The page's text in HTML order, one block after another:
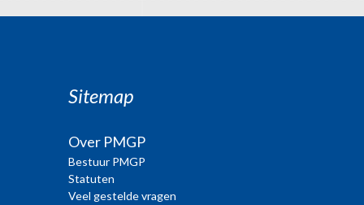
Sitemap
Over PMGP
Bestuur PMGP
Statuten
Veel gestelde vragen